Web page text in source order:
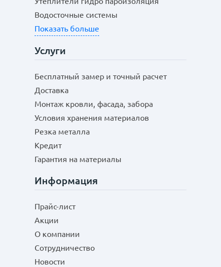
Водосточные системы
Показать больше
Услуги
Бесплатный замер и точный расчет
Доставка
Монтаж кровли, фасада, забора
Условия хранения материалов
Резка металла
Кредит
Гарантия на материалы
Информация
Прайс-лист
Акции
О компании
Сотрудничество
Новости